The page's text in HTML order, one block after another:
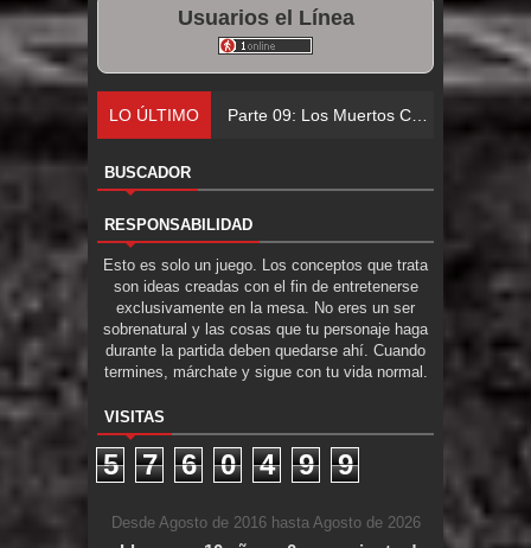
Usuarios el Línea
LO ÚLTIMO Parte 09: Los Muertos Cuentan Cuentos
BUSCADOR
RESPONSABILIDAD
Esto es solo un juego. Los conceptos que trata
son ideas creadas con el fin de entretenerse
exclusivamente en la mesa. No eres un ser
sobrenatural y las cosas que tu personaje haga
durante la partida deben quedarse ahí. Cuando
termines, márchate y sigue con tu vida normal.
VISITAS
5 7 6 0 4 9 9
Desde Agosto de 2016 hasta Agosto de 2026